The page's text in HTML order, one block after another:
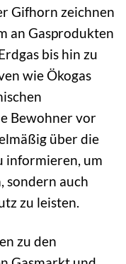
Gifhorn zeichnen
an Gasprodukten
bis hin zu
wie Ökogas
Bewohner vor
über die
informieren, um
sondern auch
zu leisten.
zu den